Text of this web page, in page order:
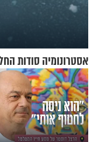
אסטרונומיה סודות